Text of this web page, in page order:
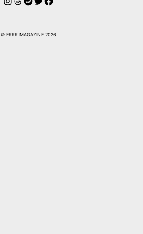
© ERRR MAGAZINE 2026